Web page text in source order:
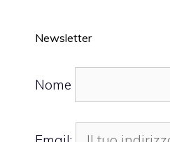
Newsletter
Nome